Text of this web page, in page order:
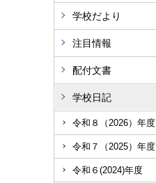
学校だより
注目情報
配付文書
学校日記
令和８（2026）年度
令和７（2025）年度
令和６(2024)年度